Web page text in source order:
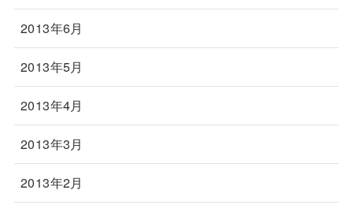
2013年6月
2013年5月
2013年4月
2013年3月
2013年2月